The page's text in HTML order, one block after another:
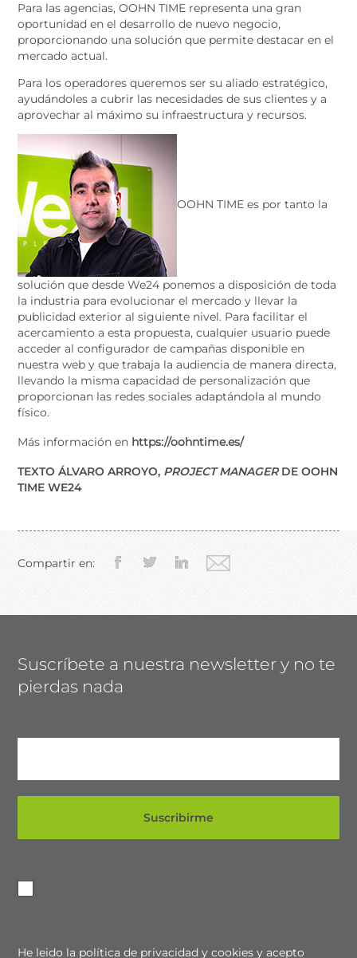
Para las agencias, OOHN TIME representa una gran
oportunidad en el desarrollo de nuevo negocio,
proporcionando una solución que permite destacar en el
mercado actual.
Para los operadores queremos ser su aliado estratégico,
ayudándoles a cubrir las necesidades de sus clientes y a
aprovechar al máximo su infraestructura y recursos.
OOHN TIME es por tanto la
solución que desde We24 ponemos a disposición de toda
la industria para evolucionar el mercado y llevar la
publicidad exterior al siguiente nivel. Para facilitar el
acercamiento a esta propuesta, cualquier usuario puede
acceder al configurador de campañas disponible en
nuestra web y que trabaja la audiencia de manera directa,
llevando la misma capacidad de personalización que
proporcionan las redes sociales adaptándola al mundo
físico.
Más información en https://oohntime.es/
TEXTO ÁLVARO ARROYO, PROJECT MANAGERDE OOHN
TIME WE24
Compartir en:
Suscríbete a nuestra newsletter y no te
pierdas nada
He leido la política de privacidad y cookies y acepto